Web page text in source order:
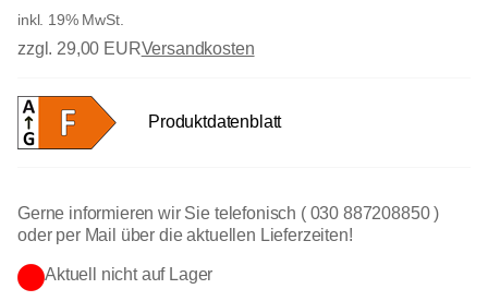
inkl. 19% MwSt.
zzgl. 29,00 EURVersandkosten
Produktdatenblatt
Aktuell nicht auf Lager
Gerne informieren wir Sie telefonisch ( 030 887208850 )
oder per Mail über die aktuellen Lieferzeiten!